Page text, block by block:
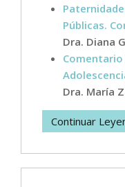
Públicas.
Dra. Diana
Dra. María
Continuar